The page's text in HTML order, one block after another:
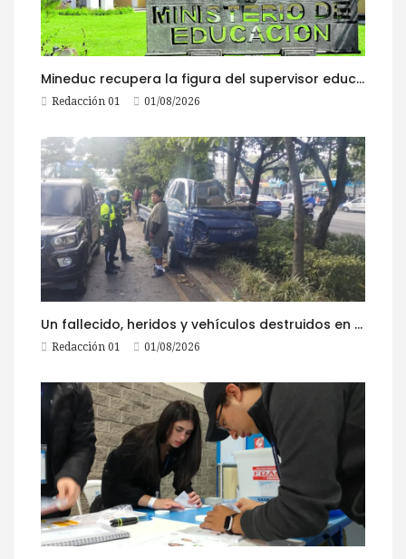
Mineduc recupera la figura del supervisor educativo con 968 plazas
Redacción 01 01/08/2026
Un fallecido, heridos y vehículos destruidos en accidentes registrados este 1 de agosto
Redacción 01 01/08/2026